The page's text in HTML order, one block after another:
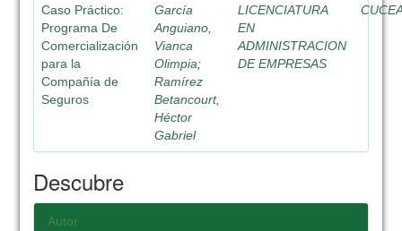
Caso Práctico:
Programa De
Comercialización
para la
Compañía de
Seguros
García
Anguiano,
Vianca
Olimpia;
Ramírez
Betancourt,
Héctor
Gabriel
LICENCIATURA
EN
ADMINISTRACION
DE EMPRESAS
Descubre
Autor